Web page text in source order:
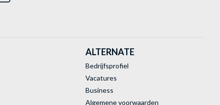
ALTERNATE
Bedrijfsprofiel
Vacatures
Business
Algemene voorwaarden